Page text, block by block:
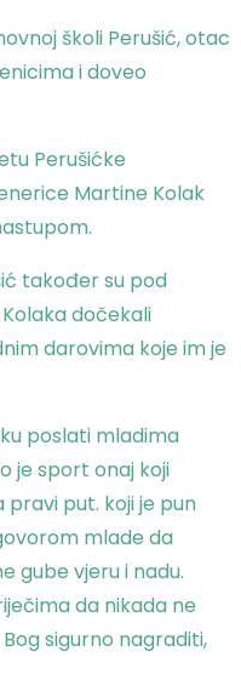
školi Perušić, otac
i doveo
Perušićke
Martine Kolak
također su pod
dočekali
darovima koje im je
poslati mladima
je sport onaj koji
put. koji je pun
mlade da
gube vjeru i nadu.
da nikada ne
sigurno nagraditi,